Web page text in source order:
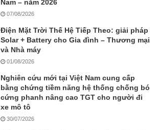
Nam – năm 2026
07/08/2026
Điện Mặt Trời Thế Hệ Tiếp Theo: giải pháp
Solar + Battery cho Gia đình – Thương mại
và Nhà máy
01/08/2026
Nghiên cứu mới tại Việt Nam cung cấp
bằng chứng tiềm năng hệ thống chống bó
cứng phanh nâng cao TGT cho người đi
xe mô tô
30/07/2026